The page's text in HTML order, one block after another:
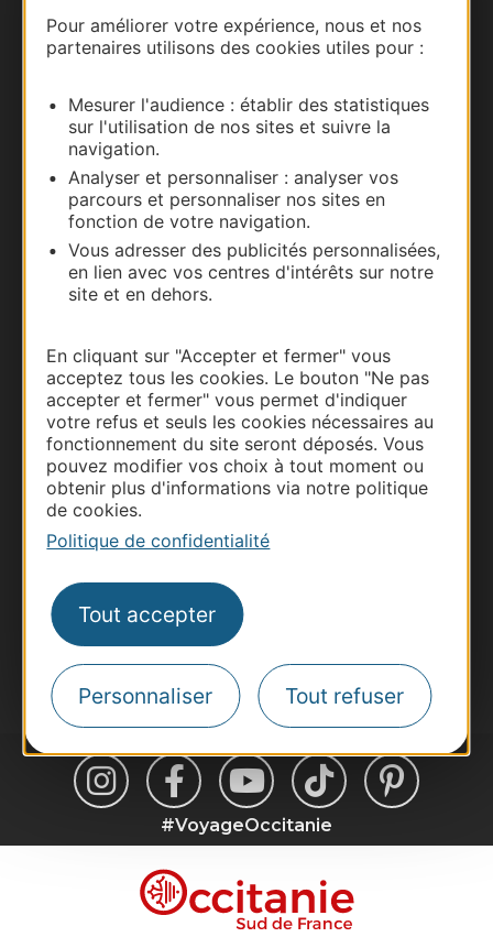
Pour améliorer votre expérience, nous et nos
partenaires utilisons des cookies utiles pour :
Mesurer l'audience : établir des statistiques
sur l'utilisation de nos sites et suivre la
navigation.
Analyser et personnaliser : analyser vos
parcours et personnaliser nos sites en
fonction de votre navigation.
Vous adresser des publicités personnalisées,
en lien avec vos centres d'intérêts sur notre
site et en dehors.
En cliquant sur "Accepter et fermer" vous
acceptez tous les cookies. Le bouton "Ne pas
accepter et fermer" vous permet d'indiquer
votre refus et seuls les cookies nécessaires au
fonctionnement du site seront déposés. Vous
pouvez modifier vos choix à tout moment ou
obtenir plus d'informations via notre politique
de cookies.
Politique de confidentialité
Tout accepter
Personnaliser Tout refuser
Nous contacter
Documentation
Thermalisme
Business/Mice
Pros d'Occitanie
Site presse et d'influence
Voyagistes
Destination Sport
Inscrivez-vous à la lettre d'information
Destination Occitanie pour recevoir des
suggestions de séjours, de visites et de sorties.
Je m'abonne
#VoyageOccitanie